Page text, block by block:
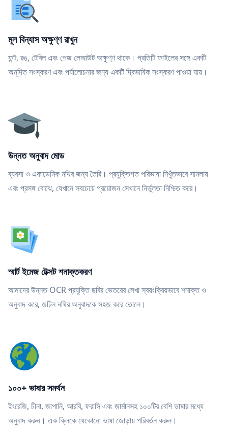
মূল বিন্যাস অক্ষুণ্ণ রাখুন
ফন্ট, রঙ, টেবিল এবং পেজ লেআউট অক্ষুণ্ণ থাকে। প্রতিটি ফাইলের সঙ্গে একটি
অনূদিত সংস্করণ এবং পর্যালোচনার জন্য একটি দ্বিভাষিক সংস্করণ পাওয়া যায়।
উন্নত অনুবাদ মোড
ব্যবসা ও একাডেমিক নথির জন্য তৈরি। প্রযুক্তিগত পরিভাষা নিখুঁতভাবে সামলায়
এবং প্রসঙ্গ বোঝে, যেখানে সবচেয়ে প্রয়োজন সেখানে নির্ভুলতা নিশ্চিত করে।
স্মার্ট ইমেজ টেক্সট শনাক্তকরণ
আমাদের উন্নত OCR প্রযুক্তি ছবির ভেতরের লেখা স্বয়ংক্রিয়ভাবে শনাক্ত ও
অনুবাদ করে, জটিল নথির অনুবাদকে সহজ করে তোলে।
১০০+ ভাষার সমর্থন
ইংরেজি, চীনা, জাপানি, আরবি, ফরাসি এবং জার্মানসহ ১০০টির বেশি ভাষার মধ্যে
অনুবাদ করুন। এক ক্লিকে যেকোনো ভাষা জোড়ায় পরিবর্তন করুন।